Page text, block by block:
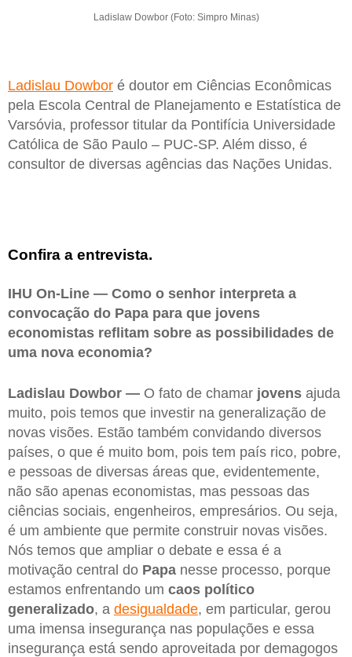
Ladislaw Dowbor (Foto: Simpro Minas)
Ladislau Dowbor é doutor em Ciências Econômicas
pela Escola Central de Planejamento e Estatística de
Varsóvia, professor titular da Pontifícia Universidade
Católica de São Paulo – PUC-SP. Além disso, é
consultor de diversas agências das Nações Unidas.
Confira a entrevista.
IHU On-Line — Como o senhor interpreta a
convocação do Papa para que jovens
economistas reflitam sobre as possibilidades de
uma nova economia?
Ladislau Dowbor — O fato de chamar jovens ajuda
muito, pois temos que investir na generalização de
novas visões. Estão também convidando diversos
países, o que é muito bom, pois tem país rico, pobre,
e pessoas de diversas áreas que, evidentemente,
não são apenas economistas, mas pessoas das
ciências sociais, engenheiros, empresários. Ou seja,
é um ambiente que permite construir novas visões.
Nós temos que ampliar o debate e essa é a
motivação central do Papa nesse processo, porque
estamos enfrentando um caos político
generalizado, a desigualdade, em particular, gerou
uma imensa insegurança nas populações e essa
insegurança está sendo aproveitada por demagogos